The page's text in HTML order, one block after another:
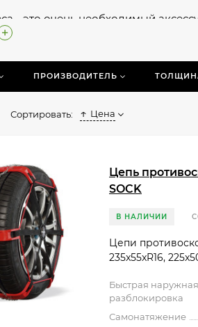
- это очень необходимый
ли они необходимы?
Вы планируете поездку в
Цепи на колеса очень просто,
ПРОИЗВОДИТЕЛЬ
Сортировать: Цена
Цепь
SOCK
В НАЛИЧИИ
Цепи
235x55xR16,
Быстрая наружная
разблокировка
Самонатяжение